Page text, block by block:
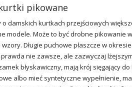
pikowane
o damskich kurtkach przejściowych
modele. Może to być drobne pikowanie
Długie puchowe płaszcze w
nie zawsze, ale zazwyczaj
błyskawiczny, mają krój sięgający
albo mieć syntetyczne wypełnienie,